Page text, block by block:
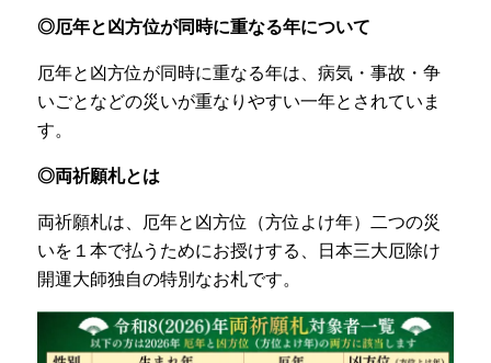
◎厄年と凶方位が同時に重なる年について
厄年と凶方位が同時に重なる年は、病気・事故・争
いごとなどの災いが重なりやすい一年とされていま
す。
◎両祈願札とは
両祈願札は、厄年と凶方位（方位よけ年）二つの災
いを１本で払うためにお授けする、日本三大厄除け
開運大師独自の特別なお札です。